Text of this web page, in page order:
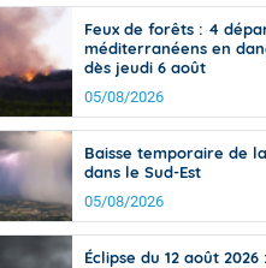
de
Phénomènes
Avertissement pluies
des communes (Apic)
Bulletins Marine
Bulletins d'estimation
d'avalanche
Météo des forêts
Vigicrues
Feux de forêts : 4
méditerranéens en
dès jeudi 6 août
05/08/2026
Baisse temporaire de
dans le Sud-Est
05/08/2026
Éclipse du 12 août